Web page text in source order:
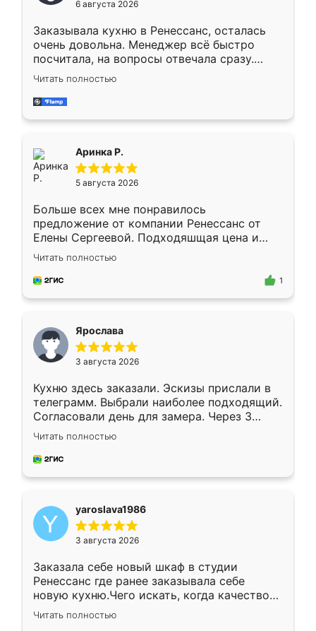
мебели буду заказывать только здесь.
6 августа 2026
Заказывала кухню в Ренессанс, осталась
очень довольна. Менеджер всё быстро
посчитала, на вопросы отвечала сразу.
Замерщик приехал в субботу, подошёл к
делу со всей ответственностью. Собрали
за день, ребята работали аккуратно, даже
Читать полностью
Аринка Р.
5 августа 2026
Больше всех мне понравилось
предложение от компании Ренессанс от
Елены Сергеевой. Подходяшщая цена и
короткие сроки изготовления. Приехавший
для замера сотрудник Владислав
предложил по моему эскизу самый
Читать полностью
1
Ярослава
3 августа 2026
Кухню здесь заказали. Эскизы прислали в
телеграмм. Выбрали наиболее подходящий.
Согласовали день для замера. Через 3
недели кухня была уже готова. Остались
довольны работой. Спасибо Ренессанс
мебель за качественную работу!
Читать полностью
yaroslava1986
3 августа 2026
Заказала себе новый шкаф в студии
Ренессанс где ранее заказывала себе
новую кухню.Чего искать, когда качеством
вполне довольна. Служит кухня уже почти
два года, нареканий нет.
Читать полностью